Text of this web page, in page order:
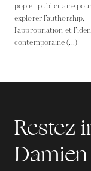
pop et publicitaire
explorer l’authorship,
l’appropriation et
contemporaine (...)
Restez